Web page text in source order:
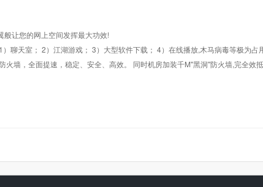
让您的网上空间发挥最大功效!
天室； 2）江湖游戏； 3）大型软件下载； 4）在线播放,木马病毒等极为占
墙，全面提速，稳定、安全、高效。 同时机房加装千M"黑洞"防火墙,完全效抵